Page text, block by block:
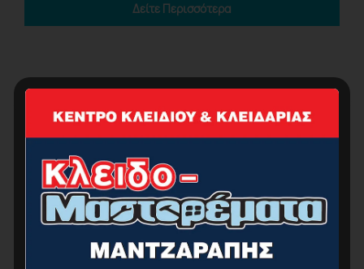
Δείτε Περισσότερα